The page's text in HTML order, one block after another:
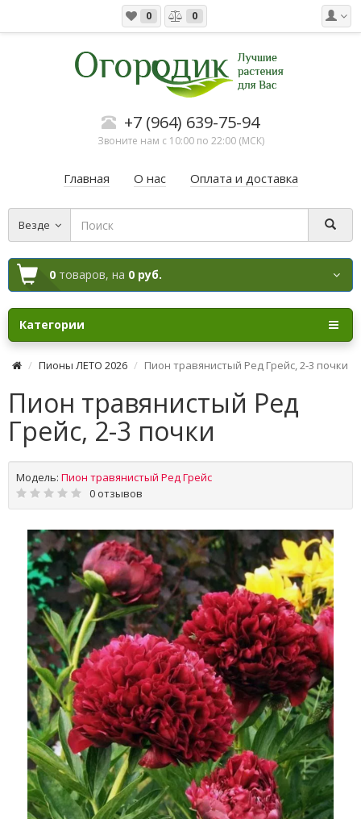
0 0
+7 (964) 639-75-94
Звоните нам с 10:00 по 22:00 (МСК)
Главная О нас Оплата и доставка
Везде
0 товаров, на 0 руб.
Категории
Пионы ЛЕТО 2026 Пион травянистый Ред Грейс, 2-3 почки
Пион травянистый Ред
Грейс, 2-3 почки
Модель: Пион травянистый Ред Грейс
0 отзывов